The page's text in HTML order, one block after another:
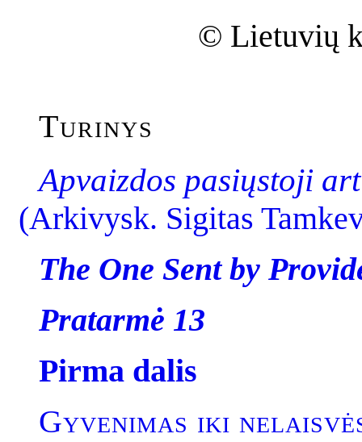
© Lietuvių
Turinys
Apvaizdos pasiųstoji
(Arkivysk. Sigitas
The One Sent by
Pratarmė 13
Pirma dalis
Gyvenimas iki